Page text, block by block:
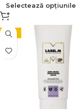
Selectează opțiunile
-15%